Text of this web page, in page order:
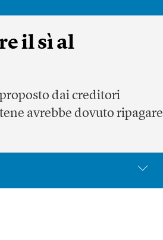
il sì al
dai creditori
avrebbe dovuto ripagare